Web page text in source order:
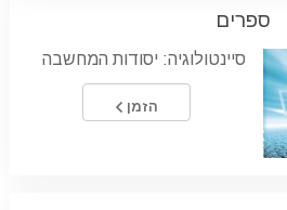
ספרים
סיינטולוגיה: יסודות המחשבה
הזמן